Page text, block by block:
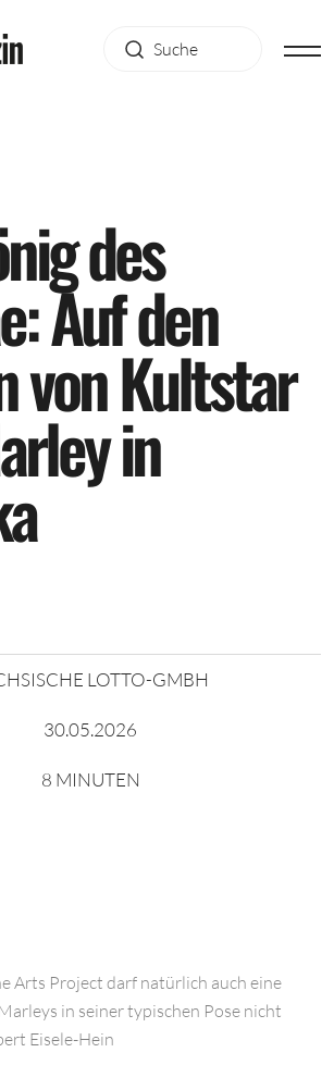
nigdes
e:Aufden
vonKultstar
arleyin
a
LOTTO-GMBH
30.05.2026
8 MINUTEN
Arts Project darf natürlich auch eine
in seiner typischen Pose nicht
Eisele-Hein